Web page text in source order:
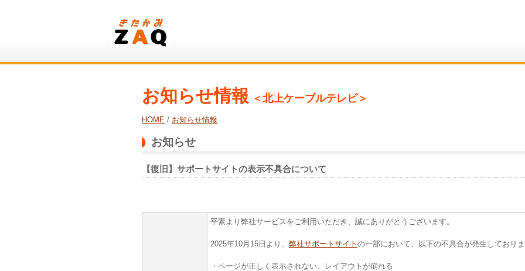
お知らせ情報 ＜北上ケーブルテレビ＞
HOME / お知らせ情報
お知らせ
【復旧】サポートサイトの表示不具合について
平素より弊社サービスをご利用いただき、誠にありがとうございます。
2025年10月15日より、 弊社サポートサイト の一部において、以下の不具合が発生しておりま
・ページが正しく表示されない、レイアウトが崩れる